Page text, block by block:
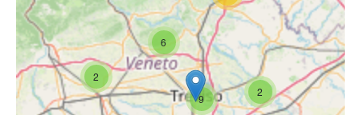
2
2
9
6